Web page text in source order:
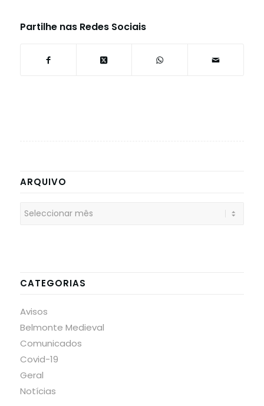
Partilhe nas Redes Sociais
ARQUIVO
CATEGORIAS
Avisos
Belmonte Medieval
Comunicados
Covid-19
Geral
Notícias